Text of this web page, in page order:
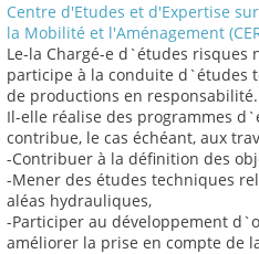
Centre d'Etudes et d'Expertise
la Mobilité et l'Aménagement
Le-la Chargé-e d`études risques
participe à la conduite d`études
de productions en responsabilité.
Il-elle réalise des programmes
contribue, le cas échéant, aux
-Contribuer à la définition des
-Mener des études techniques
aléas hydrauliques,
-Participer au développement
améliorer la prise en compte de